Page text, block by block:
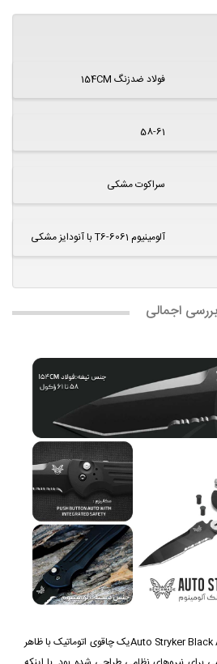
فولاد ضدزنگ 154CM
58-61
سراکوت مشکی
آلومینیوم 6061-T6 با آنودایز مشکی
بررسی اجمالی
چاقوی بنچمید مدل Auto Stryker Black Aluminumیک چاقوی اتوماتیک با ظاهر